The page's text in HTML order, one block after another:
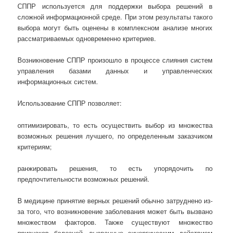
СППР используется для поддержки выбора решений в
сложной информационной среде. При этом результаты такого
выбора могут быть оценены в комплексном анализе многих
рассматриваемых одновременно критериев.
Возникновение СППР произошло в процессе слияния систем
управления базами данных и управленческих
информационных систем.
Использование СППР позволяет:
оптимизировать, то есть осуществить выбор из множества
возможных решения лучшего, по определенным заказчиком
критериям;
ранжировать решения, то есть упорядочить по
предпочтительности возможных решений.
В медицине принятие верных решений обычно затруднено из-
за того, что возникновение заболевания может быть вызвано
множеством факторов. Также существуют множество